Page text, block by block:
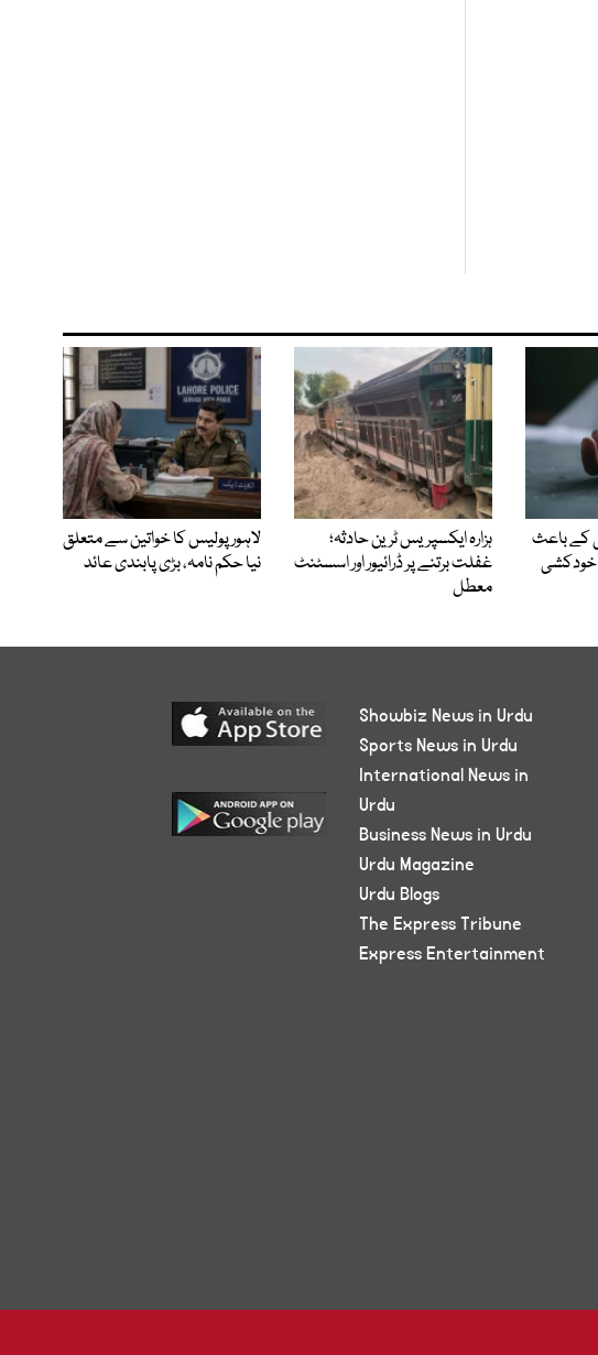
کے باعث
خودکشی
ہزارہ ایکسپریس ٹرین حادثہ؛
غفلت برتنے پر ڈرائیور اور اسسٹنٹ
معطل
لاہور پولیس کا خواتین سے متعلق
نیا حکم نامہ، بڑی پابندی عائد
Showbiz News in Urdu
Sports News in Urdu
International News in
Urdu
Business News in Urdu
Urdu Magazine
Urdu Blogs
The Express Tribune
Express Entertainment